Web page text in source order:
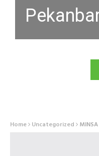
Home Uncategorized